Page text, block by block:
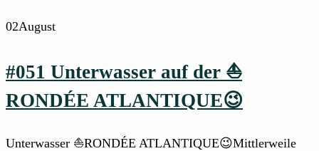
02August
#051 Unterwasser auf der ⛵
RONDÉE ATLANTIQUE😉
Unterwasser ⛵RONDÉE ATLANTIQUE😉Mittlerweile